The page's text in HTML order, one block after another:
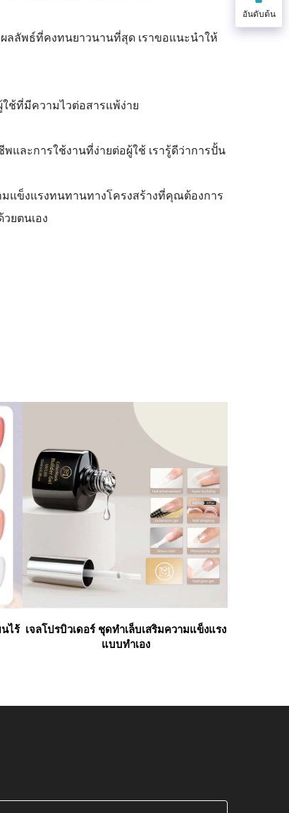
ลลัพธ์ที่คงทนยาวนานที่สุด เราขอแนะนำให้
ช้ที่มีความไวต่อสารแพ้ง่าย
และการใช้งานที่ง่ายต่อผู้ใช้ เรารู้ดีว่าการปั้น
แข็งแรงทนทานทางโครงสร้างที่คุณต้องการ
ยตนเอง
นไร้ เจลโปรบิวเดอร์ ชุดทำเล็บเสริมความแข็งแรง
แบบทำเอง
อันดับต้น